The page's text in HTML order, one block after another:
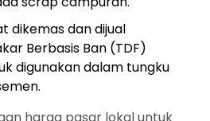
dikemas dan dijual
Berbasis Ban (TDF)
digunakan dalam tungku